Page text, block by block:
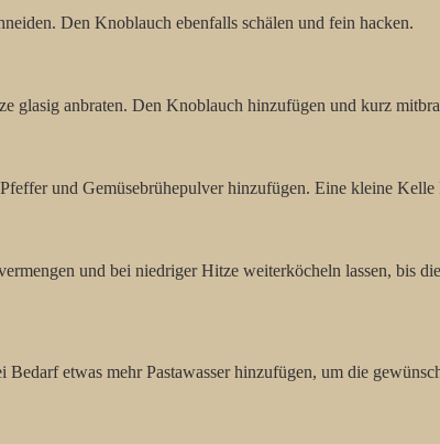
Den Knoblauch ebenfalls schälen und fein hacken.
anbraten. Den Knoblauch hinzufügen und kurz
und Gemüsebrühepulver hinzufügen. Eine kleine
und bei niedriger Hitze weiterköcheln lassen, bis
Bedarf etwas mehr Pastawasser hinzufügen, um die